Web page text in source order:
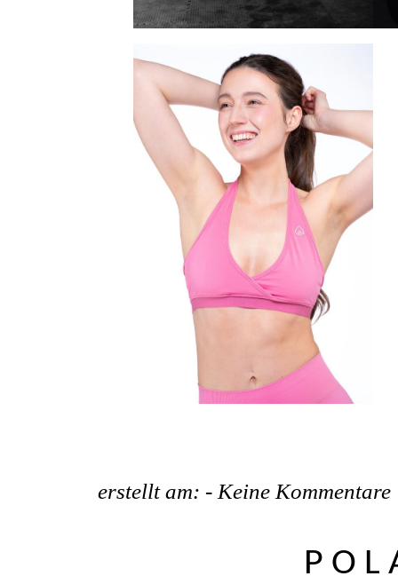
erstellt am: - Keine Kommentare